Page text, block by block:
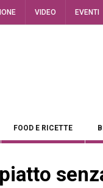
VIDEO EVENTI
FOOD E RICETTE